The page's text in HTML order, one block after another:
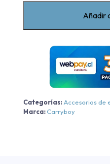
2007-
2014
cantidad
Añadir
Categorías:Accesorios de
Marca:Carryboy